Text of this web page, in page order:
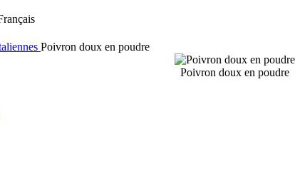
Poivron doux en poudre
Poivron doux en poudre